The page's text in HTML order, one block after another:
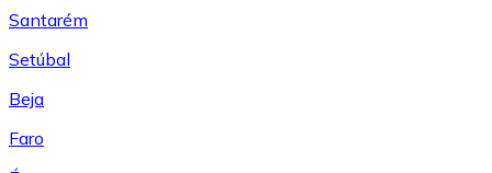
Santarém
Setúbal
Beja
Faro